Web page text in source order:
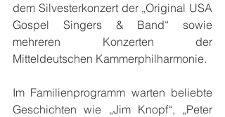
dem Silvesterkonzert der „Original USA
Gospel Singers & Band“ sowie
mehreren Konzerten der
Mitteldeutschen Kammerphilharmonie.
Im Familienprogramm warten beliebte
Geschichten wie „Jim Knopf“, „Peter